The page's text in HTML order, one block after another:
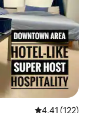
औसत रेटिंग 5 में से
4.41 (122)